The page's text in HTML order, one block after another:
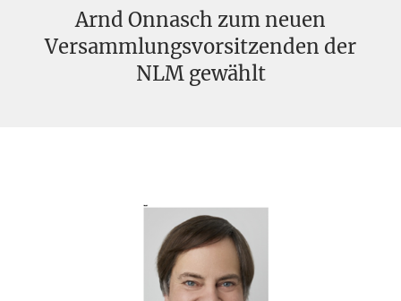
Arnd Onnasch zum neuen
Versammlungsvorsitzenden der
NLM gewählt